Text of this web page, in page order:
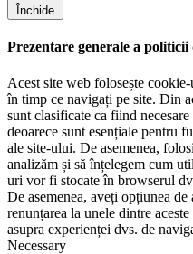
Închide
Prezentare generale a
Acest site web folosește
în timp ce navigați pe site. Din
sunt clasificate ca fiind
deoarece sunt esențiale pentru
ale site-ului. De asemenea,
analizăm și să înțelegem cum
uri vor fi stocate în browserul
De asemenea, aveți opțiunea
renunțarea la unele dintre
asupra experienței dvs. de
Necessary